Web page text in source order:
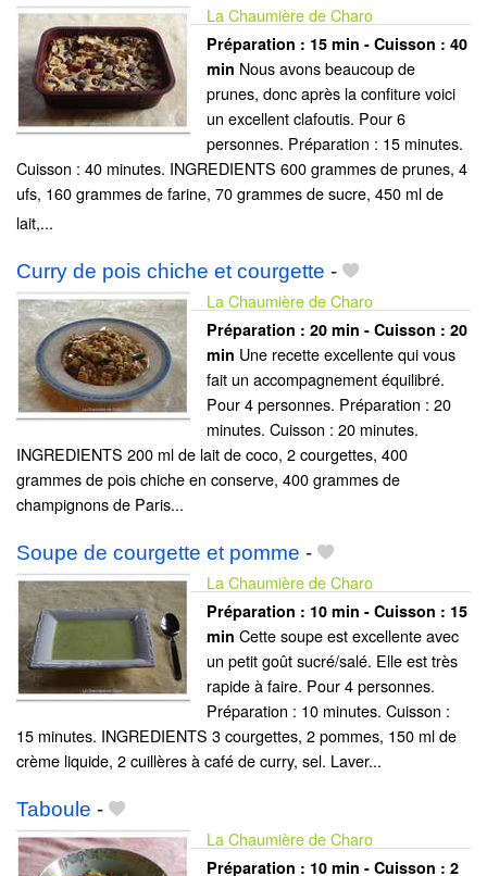
La Chaumière de Charo
Préparation : 15 min - Cuisson : 40
min Nous avons beaucoup de
prunes, donc après la confiture voici
un excellent clafoutis. Pour 6
personnes. Préparation : 15 minutes.
Cuisson : 40 minutes. INGREDIENTS 600 grammes de prunes, 4
ufs, 160 grammes de farine, 70 grammes de sucre, 450 ml de
lait,...
Curry de pois chiche et courgette -
La Chaumière de Charo
Préparation : 20 min - Cuisson : 20
min Une recette excellente qui vous
fait un accompagnement équilibré.
Pour 4 personnes. Préparation : 20
minutes. Cuisson : 20 minutes.
INGREDIENTS 200 ml de lait de coco, 2 courgettes, 400
grammes de pois chiche en conserve, 400 grammes de
champignons de Paris...
Soupe de courgette et pomme -
La Chaumière de Charo
Préparation : 10 min - Cuisson : 15
min Cette soupe est excellente avec
un petit goût sucré/salé. Elle est très
rapide à faire. Pour 4 personnes.
Préparation : 10 minutes. Cuisson :
15 minutes. INGREDIENTS 3 courgettes, 2 pommes, 150 ml de
crème liquide, 2 cuillères à café de curry, sel. Laver...
Taboule -
La Chaumière de Charo
Préparation : 10 min - Cuisson : 2